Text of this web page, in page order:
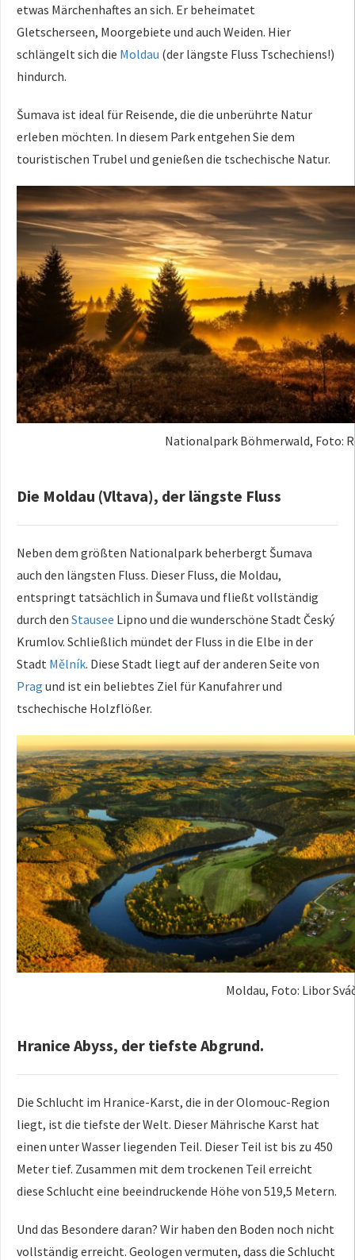
etwas Märchenhaftes an sich. Er beheimatet
Gletscherseen, Moorgebiete und auch Weiden. Hier
schlängelt sich die Moldau (der längste Fluss Tschechiens!)
hindurch.
Šumava ist ideal für Reisende, die die unberührte Natur
erleben möchten. In diesem Park entgehen Sie dem
touristischen Trubel und genießen die tschechische Natur.
Nationalpark Böhmerwald, Foto:
Die Moldau (Vltava), der längste Fluss
Neben dem größten Nationalpark beherbergt Šumava
auch den längsten Fluss. Dieser Fluss, die Moldau,
entspringt tatsächlich in Šumava und fließt vollständig
durch den Stausee Lipno und die wunderschöne Stadt Český
Krumlov. Schließlich mündet der Fluss in die Elbe in der
Stadt Mělník. Diese Stadt liegt auf der anderen Seite von
Prag und ist ein beliebtes Ziel für Kanufahrer und
tschechische Holzflößer.
Moldau, Foto: Libor
Hranice Abyss, der tiefste Abgrund.
Die Schlucht im Hranice-Karst, die in der Olomouc-Region
liegt, ist die tiefste der Welt. Dieser Mährische Karst hat
einen unter Wasser liegenden Teil. Dieser Teil ist bis zu 450
Meter tief. Zusammen mit dem trockenen Teil erreicht
diese Schlucht eine beeindruckende Höhe von 519,5 Metern.
Und das Besondere daran? Wir haben den Boden noch nicht
vollständig erreicht. Geologen vermuten, dass die Schlucht